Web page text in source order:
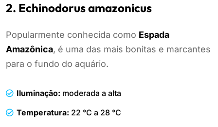
2. Echinodorus amazonicus
Popularmente conhecida como Espada
Amazônica, é uma das mais bonitas e marcantes
para o fundo do aquário.
Iluminação: moderada a alta
Temperatura: 22 °C a 28 °C